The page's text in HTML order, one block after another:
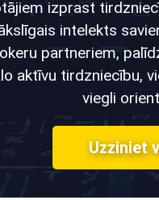
izprast
intelekts
partneriem,
aktīvu tirdzniecību,
viegli
Uzziniet